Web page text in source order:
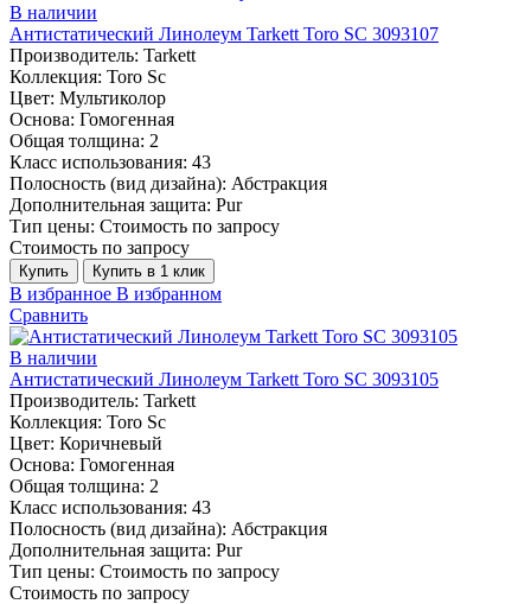
В наличии
Антистатический Линолеум Tarkett Toro SC 3093107
Производитель: Tarkett
Коллекция: Toro Sc
Цвет: Мультиколор
Основа: Гомогенная
Общая толщина: 2
Класс использования: 43
Полосность (вид дизайна): Абстракция
Дополнительная защита: Pur
Тип цены: Стоимость по запросу
Стоимость по запросу
Купить Купить в 1 клик
В избранное В избранном
Сравнить
В наличии
Антистатический Линолеум Tarkett Toro SC 3093105
Производитель: Tarkett
Коллекция: Toro Sc
Цвет: Коричневый
Основа: Гомогенная
Общая толщина: 2
Класс использования: 43
Полосность (вид дизайна): Абстракция
Дополнительная защита: Pur
Тип цены: Стоимость по запросу
Стоимость по запросу